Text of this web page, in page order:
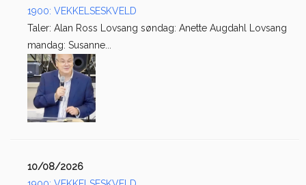
1900: VEKKELSESKVELD
Taler: Alan Ross Lovsang søndag: Anette Augdahl Lovsang
mandag: Susanne...
10/08/2026